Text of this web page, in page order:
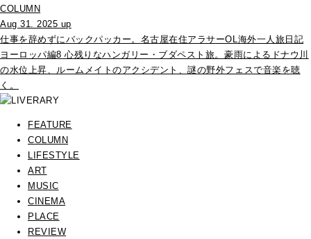
COLUMN
Aug 31. 2025 up
仕事を辞めずにバックパッカー。名古屋在住アラサーOL海外一人旅日記
ヨーロッパ編8 心残りなハンガリー・ブダペスト旅。豪雨によるドナウ川
の水位上昇、ルームメイトのアクシデント、謎の野外フェスで音楽を聴
く。
FEATURE
COLUMN
LIFESTYLE
ART
MUSIC
CINEMA
PLACE
REVIEW